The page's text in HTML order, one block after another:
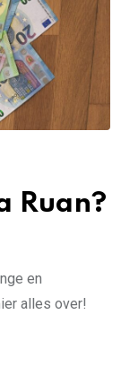
Ruan?
en
alles over!